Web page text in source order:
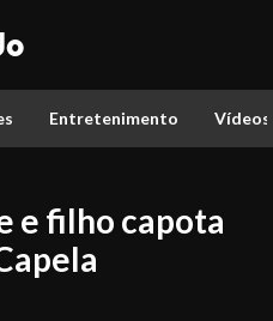
Entretenimento Vídeos
e filho capota